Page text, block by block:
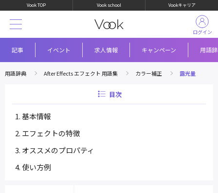
Vook TOP Vook school Vookキャリア
記事 イベント 求人情報 キャンペーン 用語
ログイン
用語辞典 After Effects エフェクト 用語集 カラー補正 露光量
目次
基本情報
エフェクトの特徴
オススメのプロパティ
使い方例